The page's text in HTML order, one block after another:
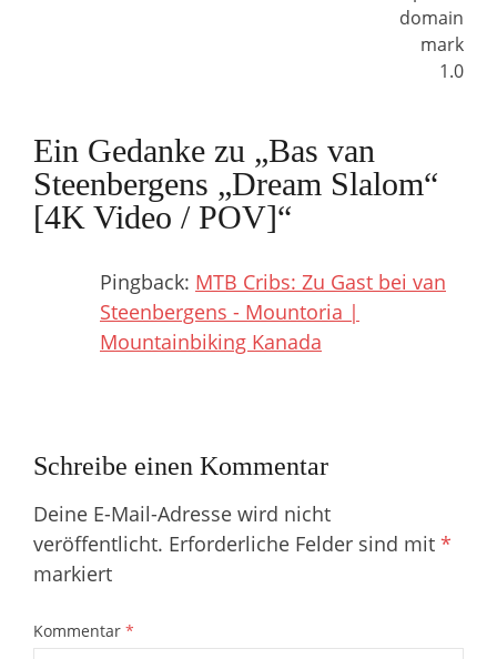
Ein Gedanke zu „Bas van
Steenbergens „Dream Slalom“
[4K Video / POV]“
Pingback: MTB Cribs: Zu Gast bei van
Steenbergens - Mountoria |
Mountainbiking Kanada
Schreibe einen Kommentar
Deine E-Mail-Adresse wird nicht
veröffentlicht. Erforderliche Felder sind mit *
markiert
Kommentar *